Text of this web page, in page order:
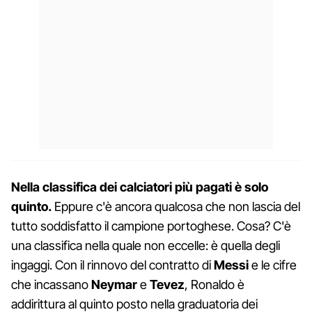
Nella classifica dei calciatori più pagati è solo
quinto. Eppure c'è ancora qualcosa che non lascia del
tutto soddisfatto il campione portoghese. Cosa? C'è
una classifica nella quale non eccelle: è quella degli
ingaggi. Con il rinnovo del contratto diMessie le cifre
che incassanoNeymareTevez, Ronaldo è
addirittura al quinto posto nella graduatoria dei